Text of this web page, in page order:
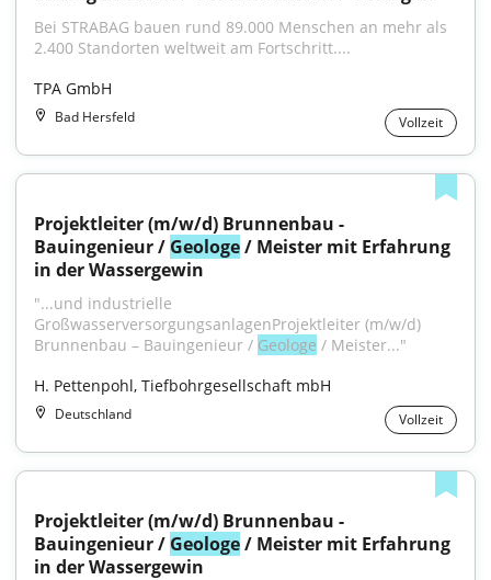
Bei STRABAG bauen rund 89.000 Menschen an mehr als
2.400 Standorten weltweit am Fortschritt....
TPA GmbH
Bad Hersfeld Vollzeit
Projektleiter (m/w/d) Brunnenbau -
Bauingenieur / Geologe / Meister mit Erfahrung
in der Wassergewin
"...und industrielle
GroßwasserversorgungsanlagenProjektleiter (m/w/d)
Brunnenbau – Bauingenieur / Geologe / Meister..."
H. Pettenpohl, Tiefbohrgesellschaft mbH
Deutschland Vollzeit
Projektleiter (m/w/d) Brunnenbau -
Bauingenieur / Geologe / Meister mit Erfahrung
in der Wassergewin